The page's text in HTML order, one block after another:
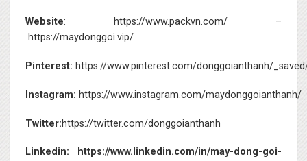
Website: https://www.packvn.com/ –
https://maydonggoi.vip/
Pinterest: https://www.pinterest.com/donggoianthanh/
Instagram: https://www.instagram.com/maydonggoianthanh/
Twitter:https://twitter.com/donggoianthanh
Linkedin:
https://www.linkedin.com/in/may-dong-goi-